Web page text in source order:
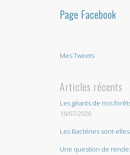
Page Facebook
Mes Tweets
Articles récents
Les géants de nos
16/07/2026
Les Bactéries sont-
Une question de